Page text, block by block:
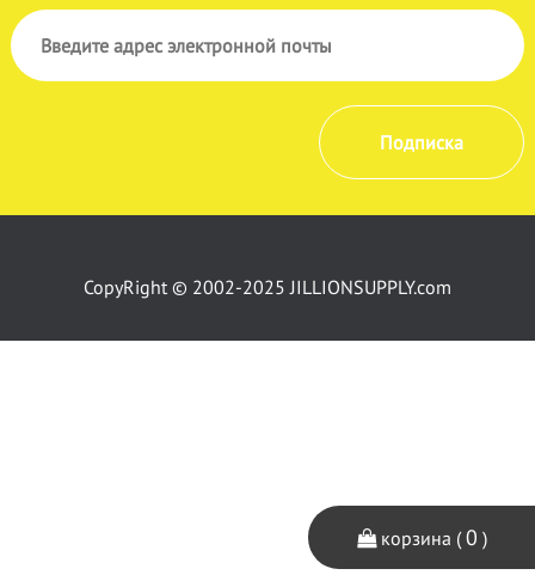
Подписка
CopyRight © 2002-2025 JILLIONSUPPLY.com
корзина (0 )